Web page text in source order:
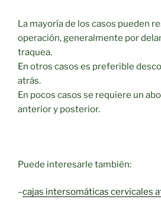
La mayoría de los casos pueden
operación, generalmente por
traquea.
En otros casos es preferible
atrás.
En pocos casos se requiere un
anterior y posterior.
Puede interesarle también:
–cajas intersomáticas cervicales